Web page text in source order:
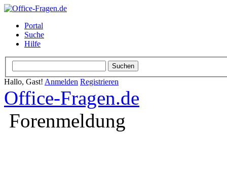
Portal
Suche
Hilfe
Hallo, Gast! Anmelden Registrieren
Office-Fragen.de
Forenmeldung